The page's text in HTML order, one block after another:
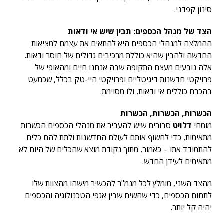
סינון קפדני.
הצד של מנהל הכספים: תבין שיש אי ודאות
ההמלצה למנהלי הכספים היא להתאים את עצמם למציאות
החדשה ולהבין שהיא כוללת מרכיבים גדולים של חוסר ודאות.
אלה נובעים מעצם התקופה שבה אנחנו חיים ומהאופי של
פרויקטי חדשנות דיגיטליים ופרויקטי היי-טק בכלל, שכמעט
בהכרח כוללים אי ודאות, ולו מסוימת.
הכשרות, הכשרות, הכשרות
מומחי דלויט סבורים שיש להעביר את מנהלי הכספים הכשרות
מתאימות, כדי לחשוף אותם לעולם החדשנות ולתת להם כלים
להתמודד אתו – כאמור, מתוך נקודת מוצא שהכלים של היום לא
מתאימים לעידן החדש.
מהצד השני, מומלץ לכל מנמ"ר להכשיר מישהו מהצוות שלו
לתחום הכספים, כדי שהשיח שבין אגפי הטכנולוגיה והכספים
יהיה קל יותר.